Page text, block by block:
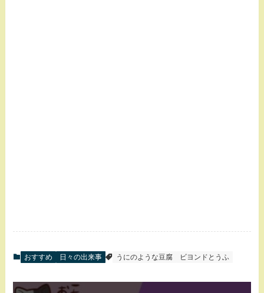
おすすめ 日々の出来事 うにのような豆腐 ビヨンドとうふ